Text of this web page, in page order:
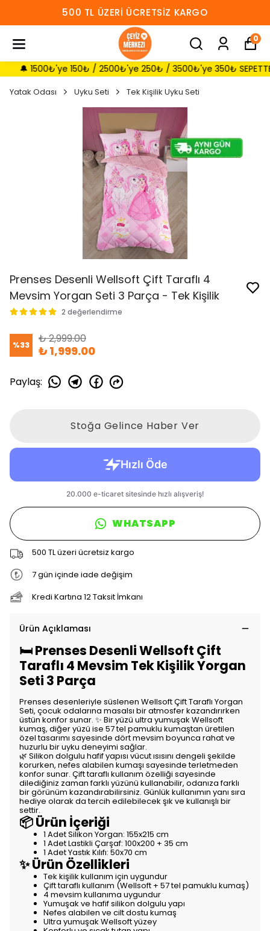
500 TL ÜZERI ÜCRETSIZ KARGO
0
1500₺'ye 150₺ / 2500₺'ye 250₺ / 3500₺'ye 350₺ SEPETTE
Yatak Odası Uyku Seti Tek Kişilik Uyku Seti
Prenses Desenli Wellsoft Çift Taraflı 4
Mevsim Yorgan Seti 3 Parça - Tek Kişilik
2 değerlendirme
%33 ₺ 2,999.00
₺ 1,999.00
Paylaş:
Stoğa Gelince Haber Ver
WHATSAPP
500 TL üzeri ücretsiz kargo
7 gün içinde iade değişim
Kredi Kartına 12 Taksit İmkanı
Ürün Açıklaması
🛏️ Prenses Desenli Wellsoft Çift
Taraflı 4 Mevsim Tek Kişilik Yorgan
Seti 3 Parça
Prenses desenleriyle süslenen Wellsoft Çift Taraflı Yorgan
Seti, çocuk odalarına masalsı bir atmosfer kazandırırken
üstün konfor sunar. ✨ Bir yüzü ultra yumuşak Wellsoft
kumaş, diğer yüzü ise 57 tel pamuklu kumaştan üretilen
özel tasarımı sayesinde dört mevsim boyunca rahat ve
huzurlu bir uyku deneyimi sağlar.
🌿 Silikon dolgulu hafif yapısı vücut ısısını dengeli şekilde
korurken, nefes alabilen kumaşı sayesinde terletmeden
konfor sunar. Çift taraflı kullanım özelliği sayesinde
dilediğiniz zaman farklı yüzünü kullanabilir, odanıza farklı
bir görünüm kazandırabilirsiniz. Günlük kullanımın yanı sıra
hediye olarak da tercih edilebilecek şık ve kullanışlı bir
settir.
📦 Ürün İçeriği
1 Adet Silikon Yorgan: 155x215 cm
1 Adet Lastikli Çarşaf: 100x200 + 35 cm
1 Adet Yastık Kılıfı: 50x70 cm
✨ Ürün Özellikleri
Tek kişilik kullanım için uygundur
Çift taraflı kullanım (Wellsoft + 57 tel pamuklu kumaş)
4 mevsim kullanıma uygundur
Yumuşak ve hafif silikon dolgulu yapı
Nefes alabilen ve cilt dostu kumaş
Ultra yumuşak Wellsoft yüzey